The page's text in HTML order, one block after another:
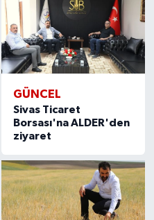
GÜNCEL
Sivas Ticaret
Borsası'na ALDER'den
ziyaret